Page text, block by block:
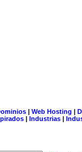
| Web Hosting |
| Industrias |